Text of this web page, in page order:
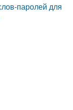
паролей для